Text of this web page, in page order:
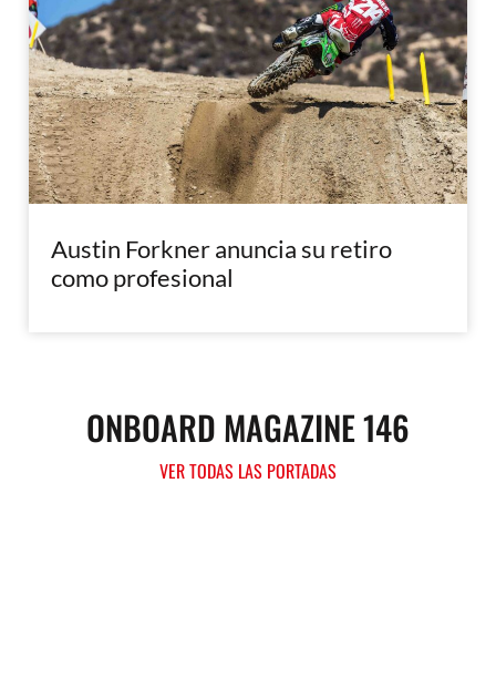
Austin Forkner anuncia su retiro
como profesional
ONBOARD MAGAZINE 146
VER TODAS LAS PORTADAS